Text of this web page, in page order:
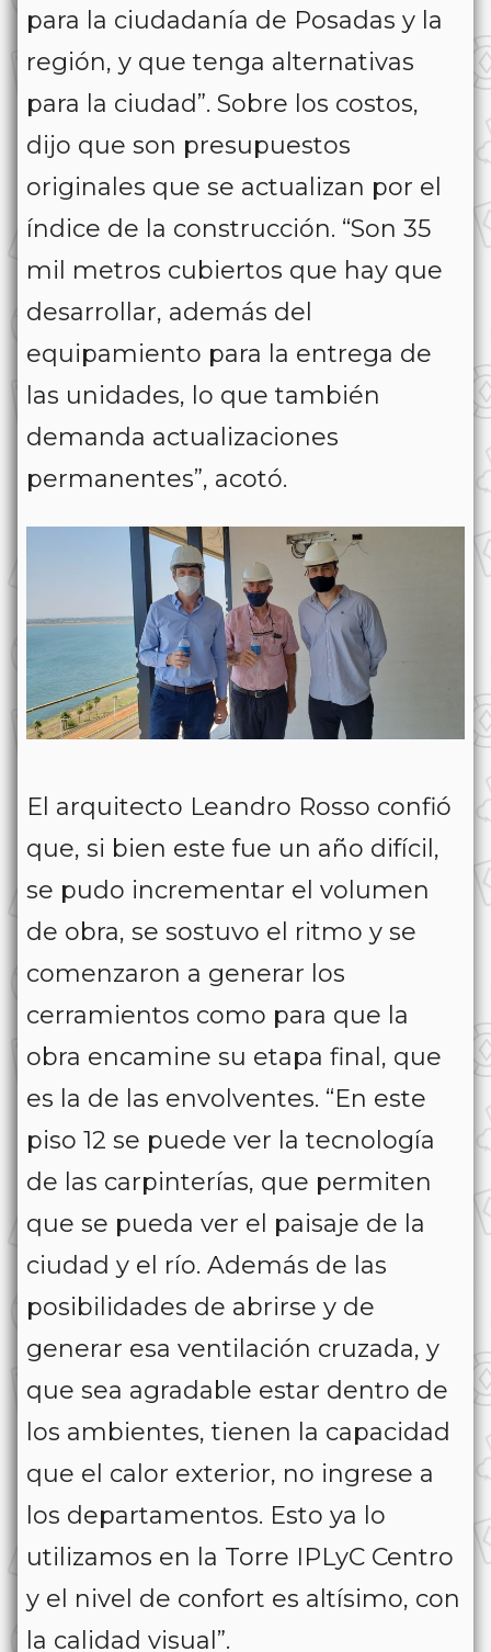
para la ciudadanía de Posadas y la
región, y que tenga alternativas
para la ciudad”. Sobre los costos,
dijo que son presupuestos
originales que se actualizan por el
índice de la construcción. “Son 35
mil metros cubiertos que hay que
desarrollar, además del
equipamiento para la entrega de
las unidades, lo que también
demanda actualizaciones
permanentes”, acotó.
El arquitecto Leandro Rosso confió
que, si bien este fue un año difícil,
se pudo incrementar el volumen
de obra, se sostuvo el ritmo y se
comenzaron a generar los
cerramientos como para que la
obra encamine su etapa final, que
es la de las envolventes. “En este
piso 12 se puede ver la tecnología
de las carpinterías, que permiten
que se pueda ver el paisaje de la
ciudad y el río. Además de las
posibilidades de abrirse y de
generar esa ventilación cruzada, y
que sea agradable estar dentro de
los ambientes, tienen la capacidad
que el calor exterior, no ingrese a
los departamentos. Esto ya lo
utilizamos en la Torre IPLyC Centro
y el nivel de confort es altísimo, con
la calidad visual”.